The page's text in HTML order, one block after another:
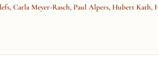
Carla Meyer-Rasch, Paul Alpers, Hubert